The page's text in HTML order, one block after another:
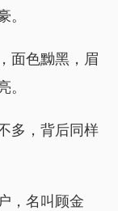
。
面色黝黑，眉
。
多，背后同样
，名叫顾金